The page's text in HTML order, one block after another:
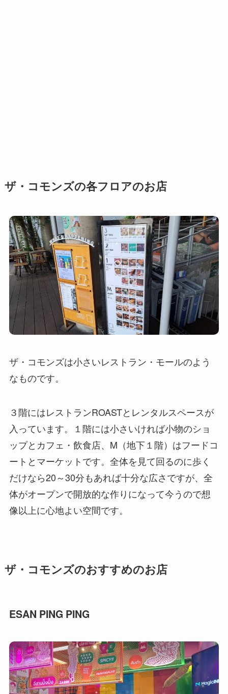
ザ・コモンズの各フロアのお店
ザ・コモンズは小さいレストラン・モールのよう
なものです。
３階にはレストランROASTとレンタルスペースが
入っています。１階には小さいければ小物のショ
ップとカフェ・飲食店、M（地下１階）はフードコ
ートとマーケットです。全体を見て回るのに歩く
だけなら20～30分もあれば十分な広さですが、全
体がオープンで開放的な作りになって今うので想
像以上に心地よい空間です。
ザ・コモンズのおすすめのお店
ESAN PING PING